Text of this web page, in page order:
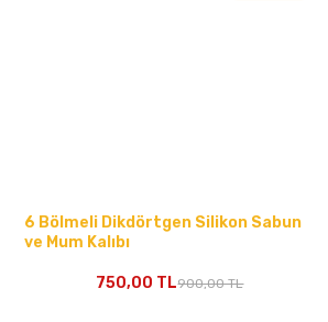
6 Bölmeli Dikdörtgen Silikon Sabun
ve Mum Kalıbı
750,00 TL900,00 TL